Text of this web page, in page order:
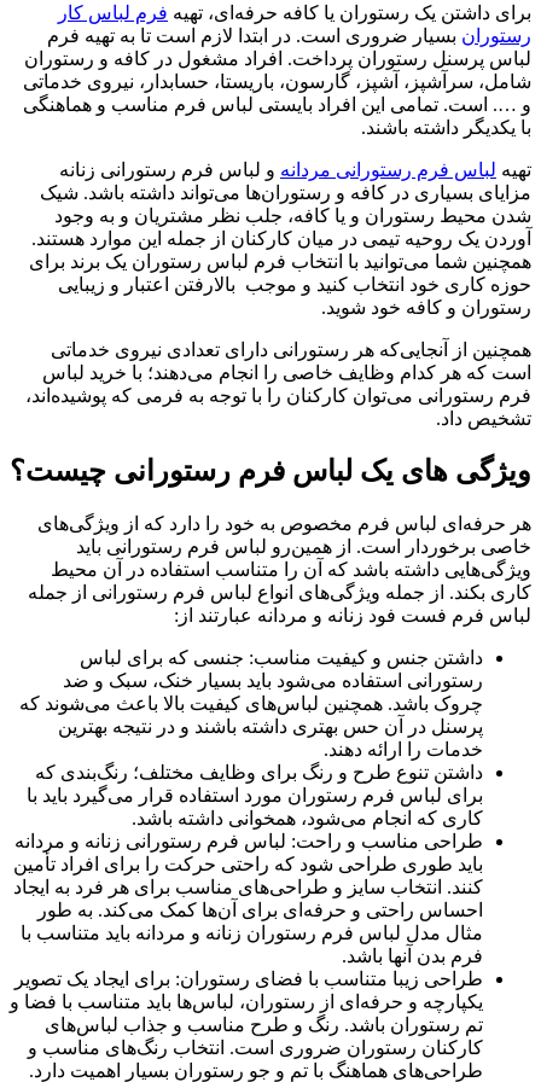
برای داشتن یک رستوران یا کافه حرفه‌ای، تهیه فرم لباس کار
رستوران بسیار ضروری است. در ابتدا لازم است تا به تهیه فرم
لباس پرسنل رستوران پرداخت. افراد مشغول در کافه و رستوران
شامل، سرآشپز، آشپز، گارسون، باریستا، حسابدار، نیروی خدماتی
و …. است. تمامی این افراد بایستی لباس فرم مناسب و هماهنگی
با یکدیگر داشته باشند.
تهیه لباس فرم رستورانی مردانه و لباس فرم رستورانی زنانه
مزایای بسیاری در کافه و رستوران‌ها می‌تواند داشته باشد. شیک
شدن محیط رستوران و یا کافه، جلب نظر مشتریان و به وجود
آوردن یک روحیه تیمی در میان کارکنان از جمله این موارد هستند.
همچنین شما می‌توانید با انتخاب فرم لباس رستوران یک برند برای
حوزه کاری خود انتخاب کنید و موجب بالارفتن اعتبار و زیبایی
رستوران و کافه خود شوید.
همچنین از آنجایی‌که هر رستورانی دارای تعدادی نیروی خدماتی
است که هر کدام وظایف خاصی را انجام می‌دهند؛ با خرید لباس
فرم رستورانی می‌توان کارکنان را با توجه به فرمی که پوشیده‌اند،
تشخیص داد.
ویژگی های یک لباس فرم رستورانی چیست؟
هر حرفه‌ای لباس فرم مخصوص به خود را دارد که از ویژگی‌های
خاصی برخوردار است. از همین‌رو لباس فرم رستورانی باید
ویژگی‌هایی داشته باشد که آن را متناسب استفاده در آن محیط
کاری بکند. از جمله ویژگی‌های انواع لباس فرم رستورانی از جمله
لباس فرم فست فود زنانه و مردانه عبارتند از:
داشتن جنس و کیفیت مناسب: جنسی که برای لباس
رستورانی استفاده می‌شود باید بسیار خنک، سبک و ضد
چروک باشد. همچنین لباس‌های کیفیت بالا باعث می‌شوند که
پرسنل در آن حس بهتری داشته باشند و در نتیجه بهترین
خدمات را ارائه دهند.
داشتن تنوع طرح و رنگ برای وظایف مختلف؛ رنگ‌بندی که
برای لباس فرم رستوران مورد استفاده قرار می‌گیرد باید با
کاری که انجام می‌شود، همخوانی داشته باشد.
طراحی مناسب و راحت: لباس فرم رستورانی زنانه و مردانه
باید طوری طراحی شود که راحتی حرکت را برای افراد تأمین
کنند. انتخاب سایز و طراحی‌های مناسب برای هر فرد به ایجاد
احساس راحتی و حرفه‌ای برای آن‌ها کمک می‌کند. به طور
مثال مدل لباس فرم رستوران زنانه و مردانه باید متناسب با
فرم بدن آنها باشد.
طراحی زیبا متناسب با فضای رستوران: برای ایجاد یک تصویر
یکپارچه و حرفه‌ای از رستوران، لباس‌ها باید متناسب با فضا و
تم رستوران باشد. رنگ و طرح مناسب و جذاب لباس‌های
کارکنان رستوران ضروری است. انتخاب رنگ‌های مناسب و
طراحی‌های هماهنگ با تم و جو رستوران بسیار اهمیت دارد.